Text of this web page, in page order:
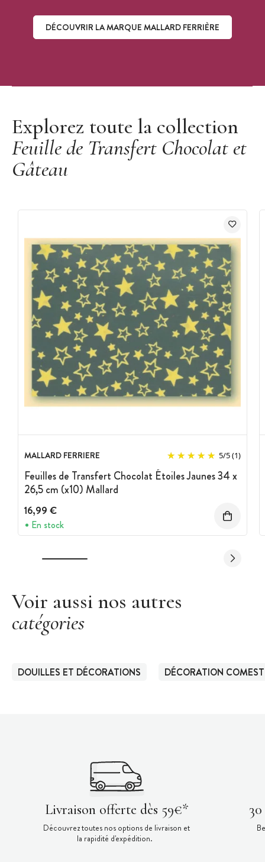
DÉCOUVRIR LA MARQUE MALLARD FERRIÈRE
Explorez toute la collection
Feuille de Transfert Chocolat et
Gâteau
MALLARD FERRIERE 5/5(1)
Feuilles de Transfert Chocolat Étoiles Jaunes 34 x
26,5 cm (x10) Mallard
16,99 €
En stock
Voir aussi nos autres
catégories
DOUILLES ET DÉCORATIONS DÉCORATION
Livraison offerte dès 59€*
Découvrez toutes nos options de livraison et
la rapidité d'expédition.